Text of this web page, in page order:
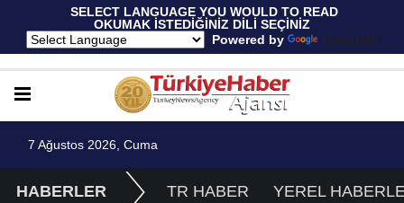
SELECT LANGUAGE YOU WOULD TO READ
OKUMAK İSTEDİĞİNİZ DİLİ SEÇİNİZ
Powered by
Translate
7 Ağustos 2026, Cuma
HABERLER TR HABER YEREL